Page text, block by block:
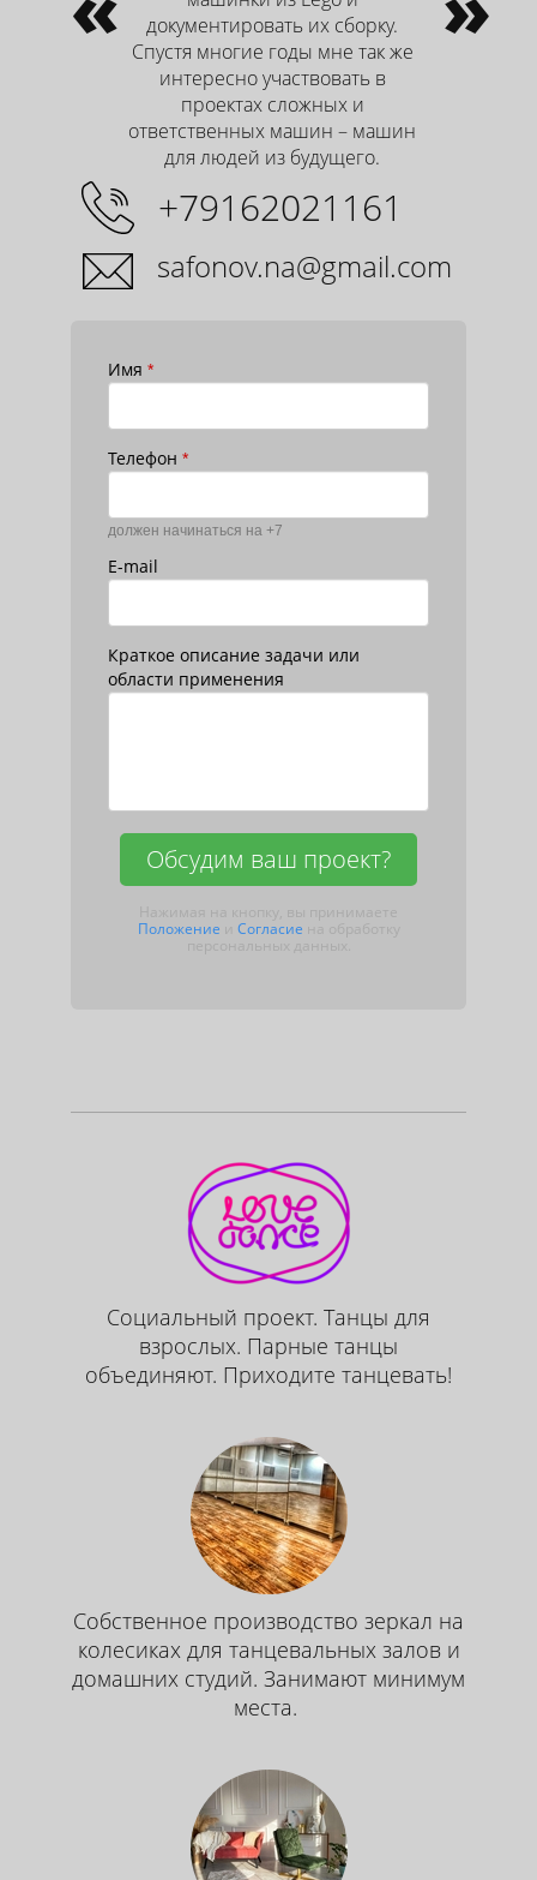
документировать их сборку.
Спустя многие годы мне так же
интересно участвовать в
проектах сложных и
ответственных машин – машин
для людей из будущего.
+79162021161
safonov.na@gmail.com
Имя *
Телефон *
должен начинаться на +7
E-mail
Краткое описание задачи или
области применения
Обсудим ваш проект?
Нажимая на кнопку, вы принимаете
Положение и Согласие на обработку
Социальный проект. Танцы для
взрослых. Парные танцы
объединяют. Приходите танцевать!
Собственное производство зеркал на
колесиках для танцевальных залов и
домашних студий. Занимают минимум
места.